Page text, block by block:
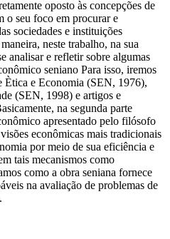
oposto às concepções de
o seu foco em procurar e
sociedades e instituições
neste trabalho, na sua
analisar e refletir sobre algumas
seniano Para isso, iremos
Ètica e Economia (SEN, 1976),
(SEN, 1998) e artigos e
na segunda parte
apresentado pelo filósofo
econômicas mais tradicionais
por meio de sua eficiência e
tais mecanismos como
como a obra seniana fornece
na avaliação de problemas de